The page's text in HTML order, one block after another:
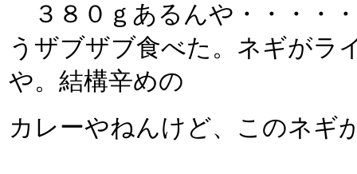
３８０ｇあるんや・・・・
うザブザブ食べた。ネギがラ
や。結構辛めの
カレーやねんけど、このネギ